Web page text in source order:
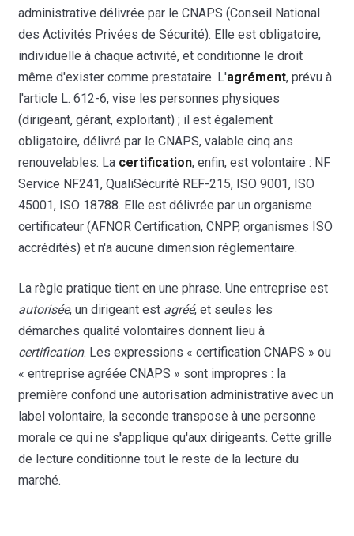
administrative délivrée par le CNAPS (Conseil National
des Activités Privées de Sécurité). Elle est obligatoire,
individuelle à chaque activité, et conditionne le droit
même d'exister comme prestataire. L'agrément, prévu à
l'article L. 612-6, vise les personnes physiques
(dirigeant, gérant, exploitant) ; il est également
obligatoire, délivré par le CNAPS, valable cinq ans
renouvelables. La certification, enfin, est volontaire : NF
Service NF241, QualiSécurité REF-215, ISO 9001, ISO
45001, ISO 18788. Elle est délivrée par un organisme
certificateur (AFNOR Certification, CNPP, organismes ISO
accrédités) et n'a aucune dimension réglementaire.
La règle pratique tient en une phrase. Une entreprise est
autorisée, un dirigeant est agréé, et seules les
démarches qualité volontaires donnent lieu à
certification. Les expressions « certification CNAPS » ou
« entreprise agréée CNAPS » sont impropres : la
première confond une autorisation administrative avec un
label volontaire, la seconde transpose à une personne
morale ce qui ne s'applique qu'aux dirigeants. Cette grille
de lecture conditionne tout le reste de la lecture du
marché.